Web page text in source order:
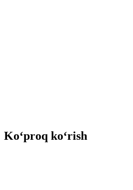
Ko‘proq ko‘rish